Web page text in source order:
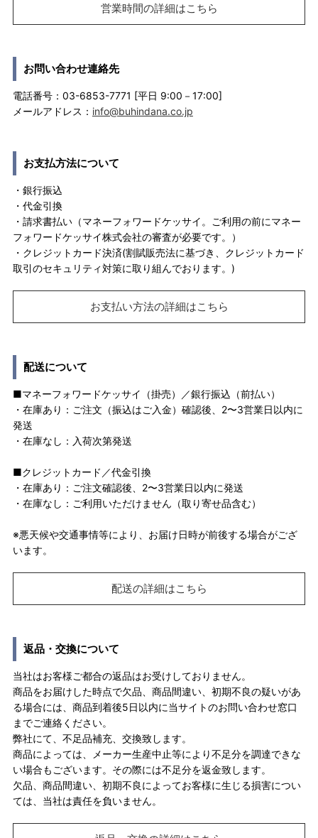
営業時間の詳細はこちら
お問い合わせ連絡先
電話番号：03-6853-7771 [平日 9:00－17:00]
メールアドレス： info@buhindana.co.jp
お支払方法について
・銀行振込
・代金引換
・請求書払い（マネーフォワードケッサイ。ご利用の前にマネー
フォワードケッサイ株式会社の審査が必要です。）
・クレジットカード決済(割賦販売法に基づき、クレジットカード
取引のセキュリティ対策に取り組んでおります。)
お支払い方法の詳細はこちら
配送について
■マネーフォワードケッサイ（掛売）／銀行振込（前払い）
・在庫あり：ご注文（振込はご入金）確認後、2〜3営業日以内に
発送
・在庫なし：入荷次第発送
■クレジットカード／代金引換
・在庫あり：ご注文確認後、2〜3営業日以内に発送
・在庫なし：ご利用いただけません（取り寄せ品含む）
※悪天候や交通事情等により、お届け日時が前後する場合がござ
います。
配送の詳細はこちら
返品・交換について
当社はお客様ご都合の返品はお受けしておりません。
商品をお届けした時点で欠品、商品間違い、初期不良の疑いがあ
る場合には、商品到着後5日以内に当サイトのお問い合わせ窓口
までご連絡ください。
弊社にて、不足品補充、交換致します。
商品によっては、メーカー生産中止等により不足分を調達できな
い場合もございます。その際には不足分を返金致します。
欠品、商品間違い、初期不良によってお客様に生じる損害につい
ては、当社は責任を負いません。